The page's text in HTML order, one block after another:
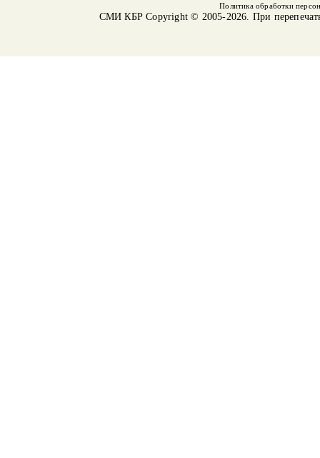
Политика обработки
СМИ КБРCopyright © 2005-2026. При